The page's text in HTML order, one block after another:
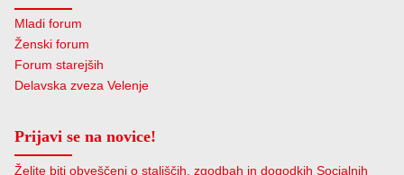
Mladi forum
Ženski forum
Forum starejših
Delavska zveza Velenje
Prijavi se na novice!
Želite biti obveščeni o stališčih, zgodbah in dogodkih Socialnih